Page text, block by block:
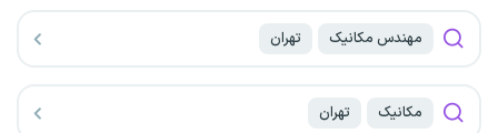
مهندس مکانیک تهران
مکانیک تهران